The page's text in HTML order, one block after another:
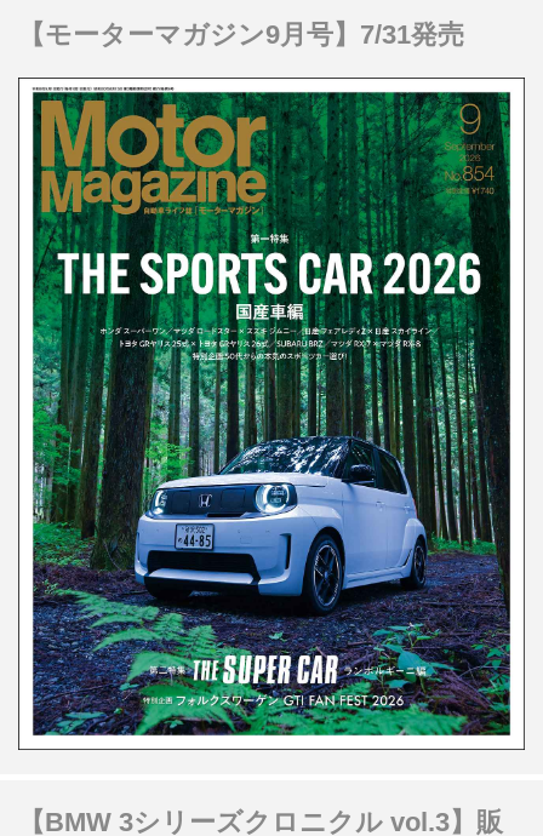
【モーターマガジン9月号】7/31発売
【BMW 3シリーズクロニクル vol.3】販